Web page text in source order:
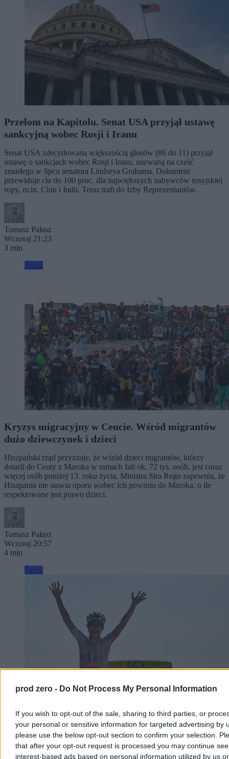
prod zero - Do Not Process My Personal Information
If you wish to opt-out of the sale, sharing to third parties, or
your personal or sensitive information for targeted advertising by
please use the below opt-out section to confirm your selection.
that after your opt-out request is processed you may continue
interest-based ads based on personal information utilized by us or
Przełom na Kapitolu. Senat USA przyjął ustawę
sankcyjną wobec Rosji i Iranu
Senat USA zdecydowaną większością głosów (86 do 11) przyjął
ustawę o sankcjach wobec Rosji i Iranu, nazwaną na cześć
zmarłego w lipcu senatora Lindseya Grahama. Dokument
przewiduje cła do 100 proc. dla największych nabywców rosyjskiej
ropy, m.in. Chin i Indii. Teraz trafi do Izby Reprezentantów.
Tomasz Pałasz
Wczoraj 21:23
3 min
Kryzys migracyjny w Ceucie. Wśród migrantów
dużo dziewczynek i dzieci
Hiszpański rząd przyznaje, że wśród dzieci migrantów, którzy
dotarli do Ceuty z Maroka w ramach fali ok. 72 tys. osób, jest coraz
więcej osób poniżej 13. roku życia. Ministra Sira Rego zapewnia, że
Hiszpania nie stawia oporu wobec ich powrotu do Maroka, o ile
respektowane jest prawo dzieci.
Tomasz Pałasz
Wczoraj 20:57
4 min
Niewiadoma-Phinney wygrywa etap na Mont
Ventoux. Polka liderką Tour de France